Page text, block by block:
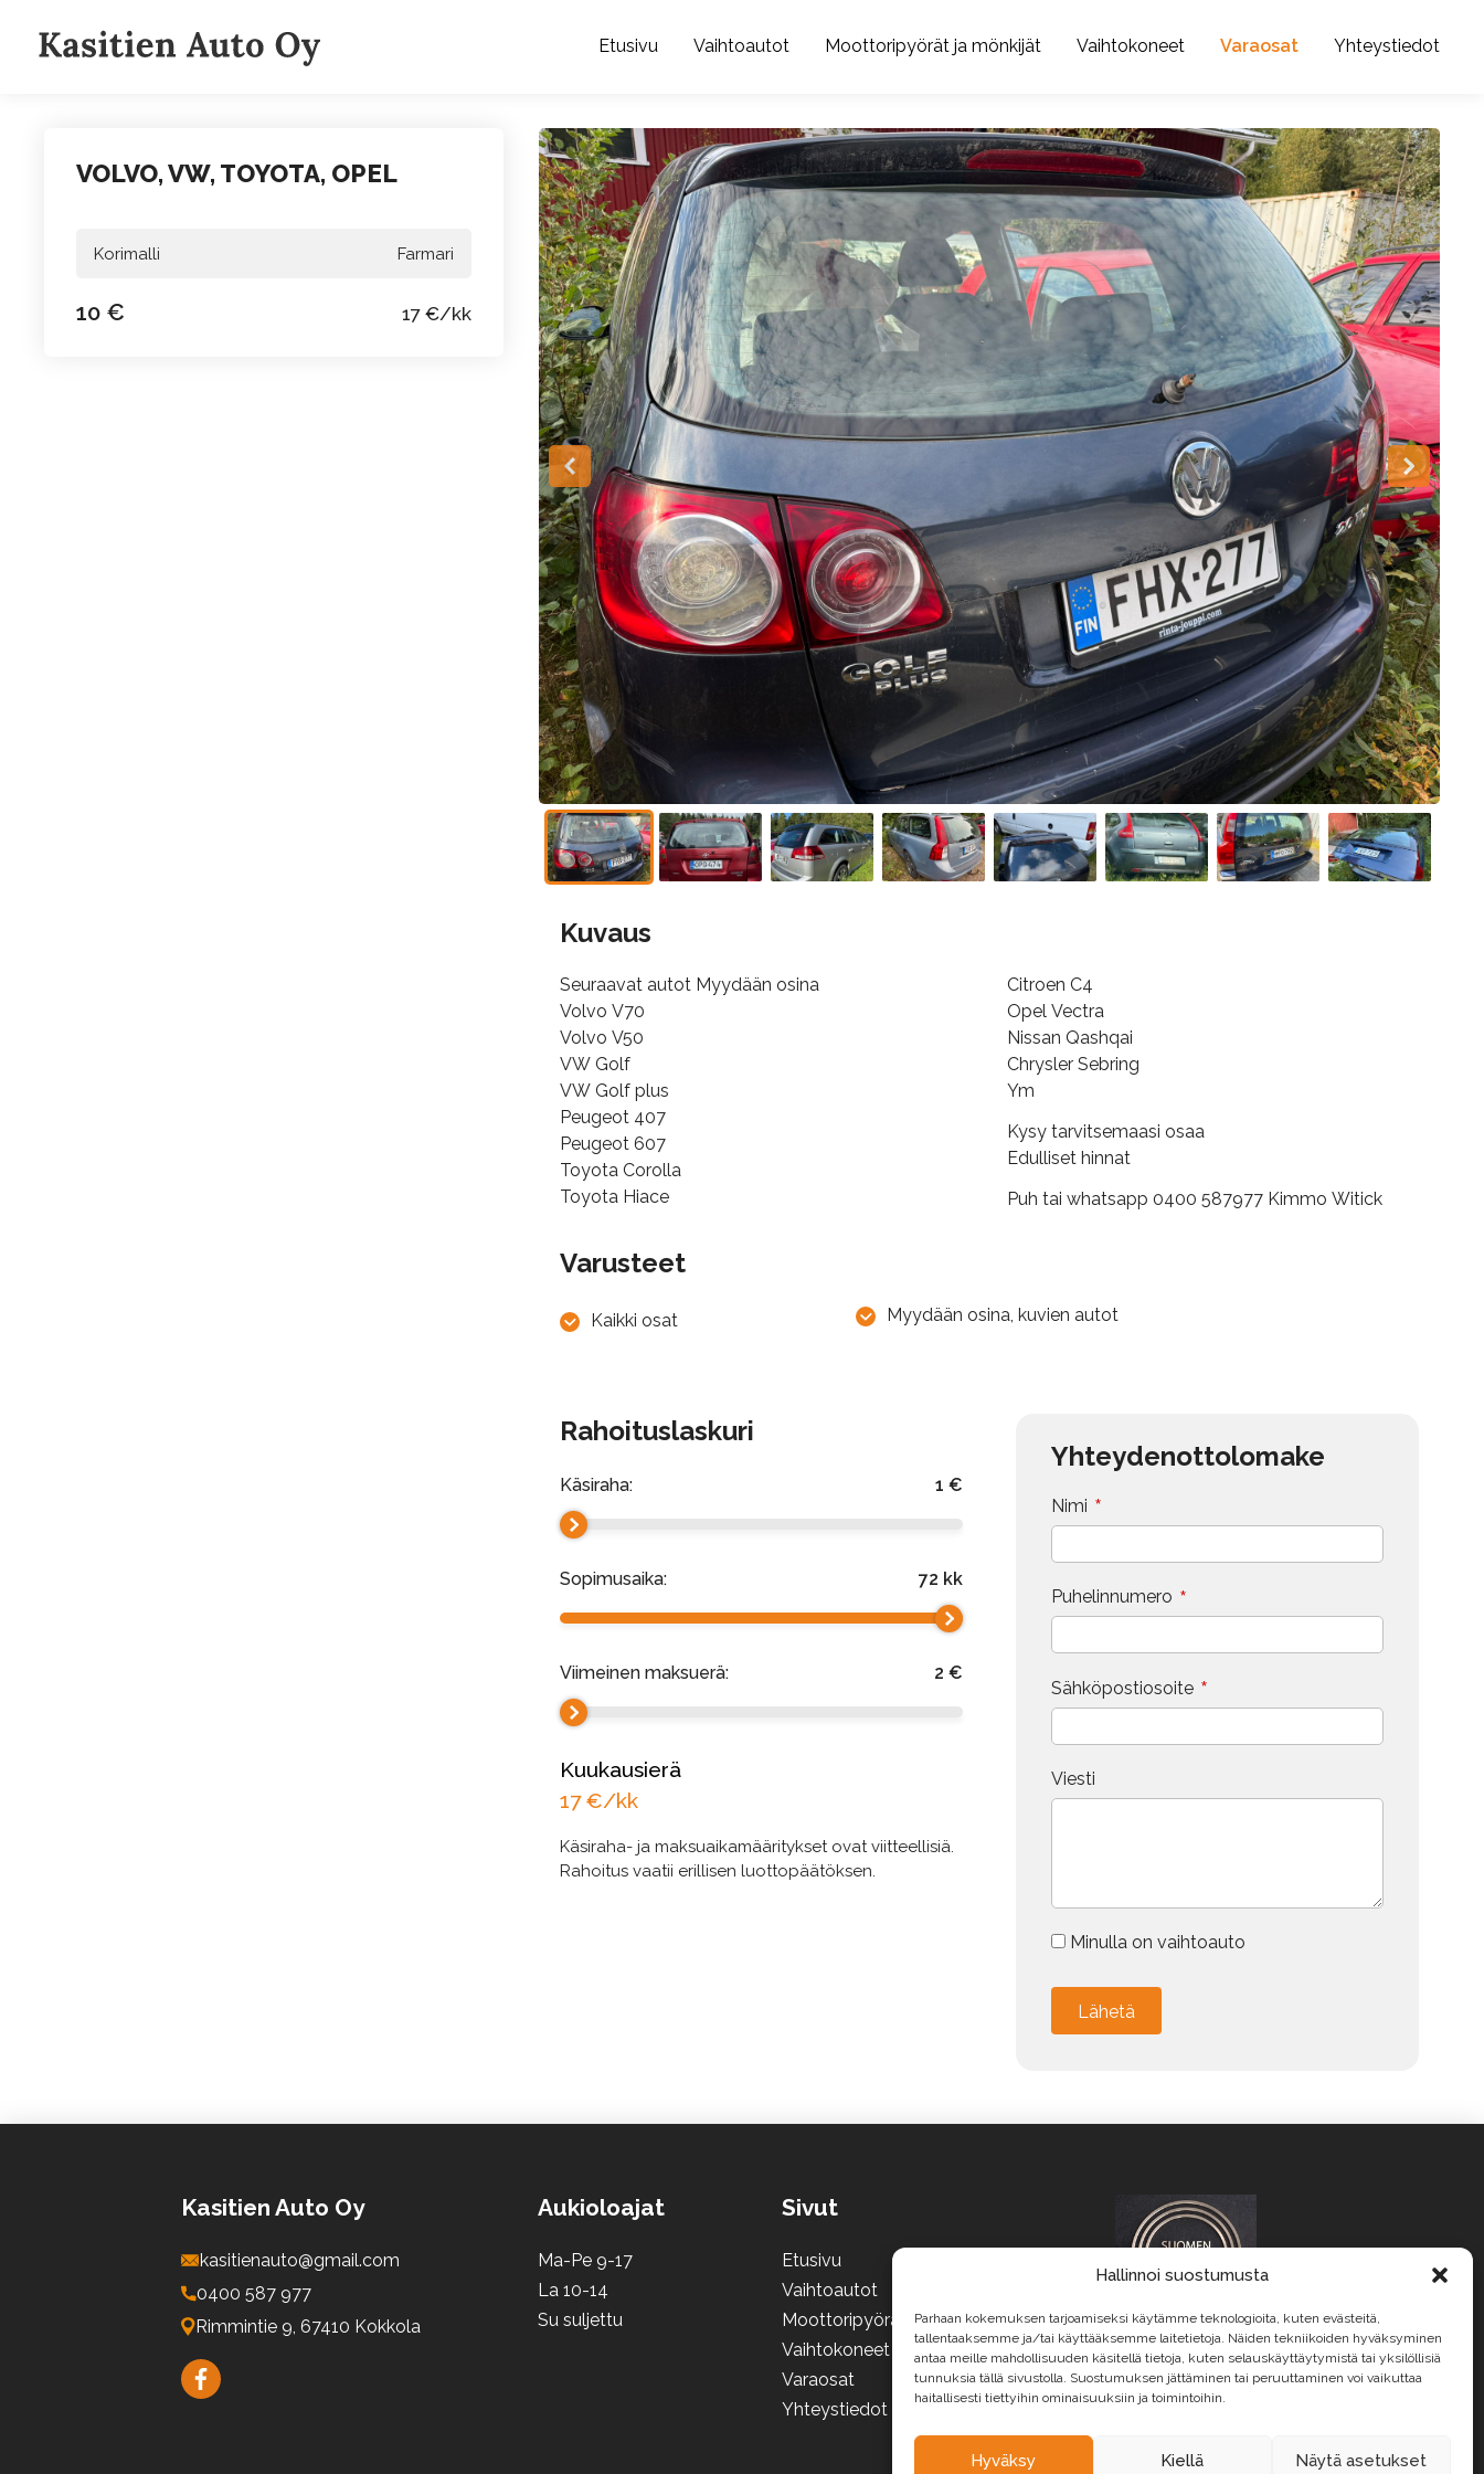
Hallinnoi suostumusta
Parhaan kokemuksen tarjoamiseksi käytämme teknologioita, kuten evästeitä,
tallentaaksemme ja/tai käyttääksemme laitetietoja. Näiden tekniikoiden hyväksyminen
antaa meille mahdollisuuden käsitellä tietoja, kuten selauskäyttäytymistä tai yksilöllisiä
tunnuksia tällä sivustolla. Suostumuksen jättäminen tai peruuttaminen voi vaikuttaa
haitallisesti tiettyihin ominaisuuksiin ja toimintoihin.
Hyväksy Kiellä Näytä asetukset
sisältöön
Etusivu
Vaihtoautot Moottoripyörät ja mönkijät Vaihtokoneet Varaosat Yhteystiedot
VOLVO, VW, TOYOTA, OPEL
Korimalli Farmari
10 € 17 €/kk
Kuvaus
Seuraavat autot Myydään osina
Volvo V70
Volvo V50
VW Golf
VW Golf plus
Peugeot 407
Peugeot 607
Toyota Corolla
Toyota Hiace
Citroen C4
Opel Vectra
Nissan Qashqai
Chrysler Sebring
Ym
Kysy tarvitsemaasi osaa
Edulliset hinnat
Puh tai whatsapp 0400 587977 Kimmo Witick
Varusteet
Kaikki osat Myydään osina, kuvien autot
Rahoituslaskuri
Käsiraha: 1 €
Sopimusaika: 72 kk
Viimeinen maksuerä: 2 €
Kuukausierä
17€/kk
Käsiraha- ja maksuaikamääritykset ovat viitteellisiä.
Rahoitus vaatii erillisen luottopäätöksen.
Yhteydenottolomake
Nimi *
Puhelinnumero *
Sähköpostiosoite *
Viesti
Minulla on vaihtoauto
Vaihdokin tiedot
Rekisterinumero
Mittarilukema
Kasitien Auto Oy
kasitienauto@gmail.com
0400 587 977
Rimmintie 9, 67410 Kokkola
Aukioloajat
Ma-Pe 9-17
La 10-14
Su suljettu
Sivut
Etusivu
Vaihtoautot
Moottoripyörät ja mönkijät
Vaihtokoneet
Varaosat
Yhteystiedot